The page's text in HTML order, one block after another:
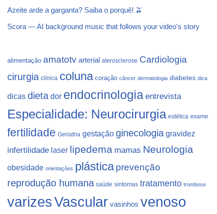
Azeite arde a garganta? Saiba o porquê! 🫒
Scora — AI background music that follows your video's story
alimentação amatotv arterial aterosclerose Cardiologia
cirurgia clínica coluna coração câncer dermatologia diabetes dica
dicas dieta dor endocrinologia entrevista
Especialidade: Neurocirurgia estética exame
fertilidade Geriatria gestação ginecologia gravidez
infertilidade laser lipedema mamas Neurologia
obesidade orientações plástica prevenção
reprodução humana saúde sintomas tratamento trombose
varizesVascular vasinhos venoso